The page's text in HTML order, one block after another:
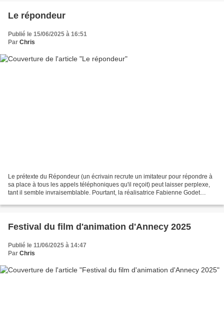
Le répondeur
Publié le 15/06/2025 à 16:51
Par Chris
Le prétexte du Répondeur (un écrivain recrute un imitateur pour répondre à
sa place à tous les appels téléphoniques qu'il reçoit) peut laisser perplexe,
tant il semble invraisemblable. Pourtant, la réalisatrice Fabienne Godet
Festival du film d'animation d'Annecy 2025
Publié le 11/06/2025 à 14:47
Par Chris